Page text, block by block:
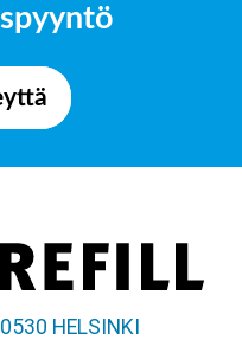
HELSINKI